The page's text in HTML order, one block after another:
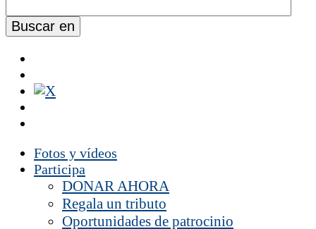
Fotos y vídeos
Participa
DONAR AHORA
Regala un tributo
Oportunidades de patrocinio